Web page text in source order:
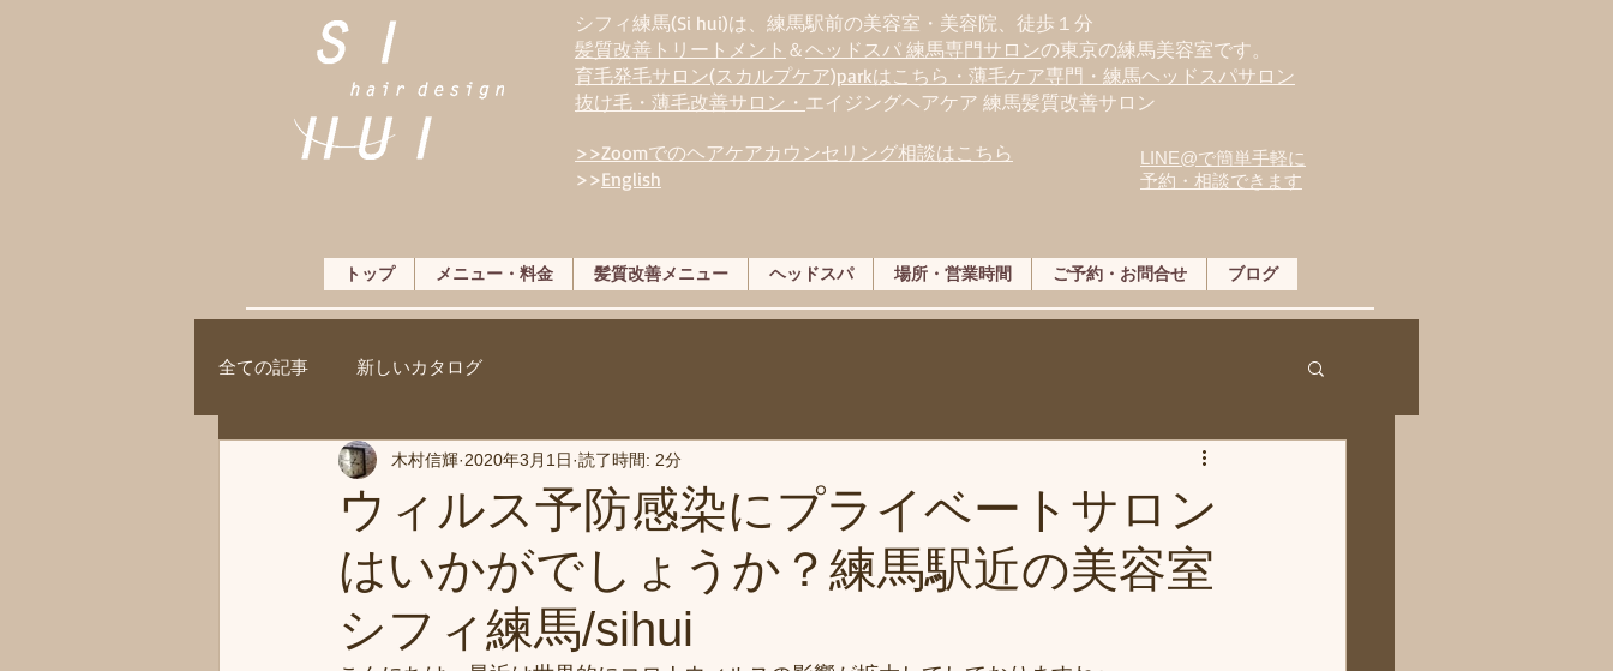
シフィ練馬(Si hui)は、 練馬駅前の美容室・美容院、徒歩１分
髪質改善トリートメント ＆ヘッドスパ 練馬専門サロンの東京の練馬美容室です。
育毛発毛サロン(スカルプケア)parkはこちら・薄毛ケア専門・練馬ヘッドスパサロン
抜け毛・薄毛改善サロン・ エイジングヘアケア 練馬髪質改善サロン
>>Zoomでのヘアケアカウンセリング相談はこちら
>>English
LINE@で簡単手軽に
予約・相談できます
トップ メニュー・料金 髪質改善メニュー ヘッドスパ 場所・営業時間 ご予約・お問合せ ブログ
全ての記事 新しいカタログ
ウィルス予防感染にプライベートサロン
はいかがでしょうか？練馬駅近の美容室
シフィ練馬/sihui
木村信輝 2020年3月1日 読了時間: 2分